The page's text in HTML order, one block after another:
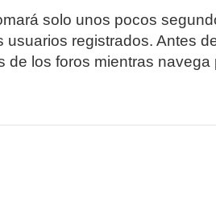
solo unos pocos
registrados. Antes
los foros mientras navega